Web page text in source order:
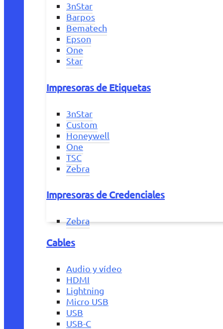
3nStar
Barpos
Bematech
Epson
One
Star
Impresoras de Etiquetas
3nStar
Custom
Honeywell
One
TSC
Zebra
Impresoras de Credenciales
Zebra
Cables
Audio y vídeo
HDMI
Lightning
Micro USB
USB
USB-C